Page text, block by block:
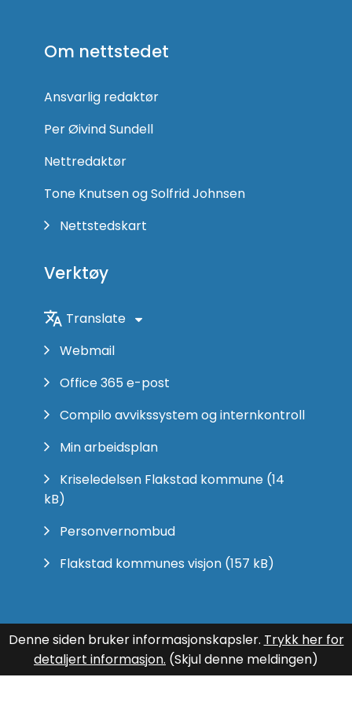
Facebook
Om nettstedet
Ansvarlig redaktør
Per Øivind Sundell
Nettredaktør
Tone Knutsen og Solfrid Johnsen
Nettstedskart
Verktøy
Translate
Webmail
Office 365 e-post
Compilo avvikssystem og internkontroll
Min arbeidsplan
Kriseledelsen Flakstad kommune (14
kB)
Personvernombud
Flakstad kommunes visjon (157 kB)
Denne siden bruker informasjonskapsler. Trykk her for
detaljert informasjon. (Skjul denne meldingen)